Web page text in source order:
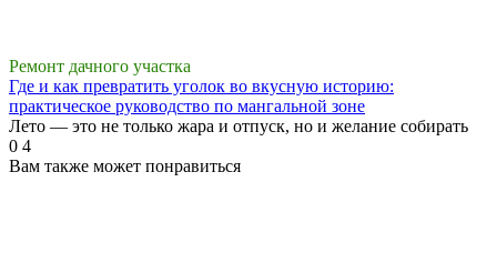
Ремонт дачного участка
Где и как превратить уголок во вкусную историю:
практическое руководство по мангальной зоне
Лето — это не только жара и отпуск, но и желание собирать
0 4
Вам также может понравиться